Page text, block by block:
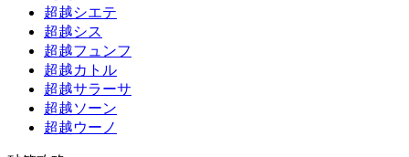
超越シエテ
超越シス
超越フュンフ
超越カトル
超越サラーサ
超越ソーン
超越ウーノ